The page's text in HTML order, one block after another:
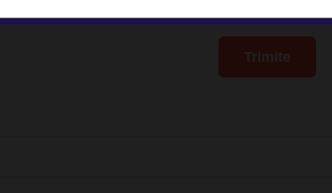
Trimite